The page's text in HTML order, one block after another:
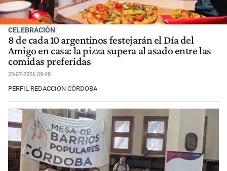
CELEBRACIÓN
8 de cada 10 argentinos festejarán el Día del
Amigo en casa: la pizza supera al asado entre las
comidas preferidas
20-07-2026 09:48
PERFIL REDACCIÓN CÓRDOBA